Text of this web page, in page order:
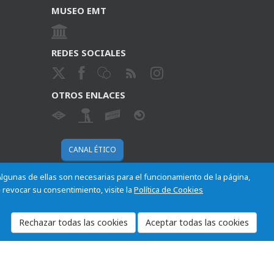
de ellas son necesarias para el funcionamiento de la página,
su consentimiento, visite laPolítica de Cookies
MUSEO EMT
REDES SOCIALES
OTROS ENLACES
CANAL ÉTICO